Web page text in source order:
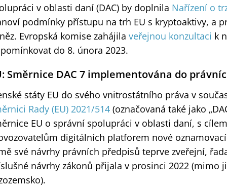
v oblasti daní (DAC) by doplnila Nařízení o
podmínky přístupu na trh EU s kryptoaktivy, a
Evropská komise zahájila veřejnou konzultaci k
do 8. února 2023.
Směrnice DAC 7 implementována do
státy EU do svého vnitrostátního práva v
Rady (EU) 2021/514 (označovaná také jako
EU o správní spolupráci v oblasti daní, s
digitálních platforem nové
své návrhy právních předpisů teprve zveřejní,
návrhy zákonů přijala v prosinci 2022 (mimo